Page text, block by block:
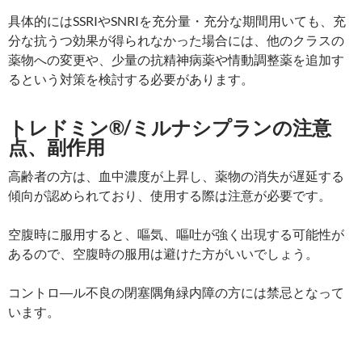
具体的にはSSRIやSNRIを充分量・充分な期間用いても、充
分な抗うつ効果が得られなかった場合には、他のクラスの
薬物への変更や、少量の抗精神病薬や情動調整薬を追加す
るという対策を検討する必要があります。
トレドミン®/ミルナシプランの注意
点、副作用
高齢者の方は、血中濃度が上昇し、薬物の消失が遅延する
傾向が認められており、使用する際は注意が必要です。
空腹時に服用すると、嘔気、嘔吐が強く出現する可能性が
あるので、空腹時の服用は避けた方がいいでしょう。
コントロ―ル不良の閉塞隅角緑内障の方には禁忌となって
います。